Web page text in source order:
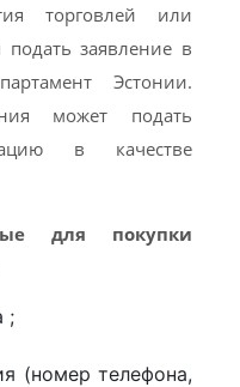
торговлей или
заявление в
Эстонии.
может подать
в качеcтве
для покупки
;
(номер телефона,